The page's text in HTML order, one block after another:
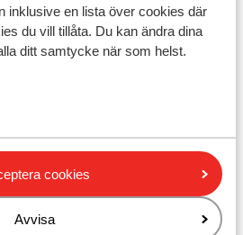
inklusive en lista över cookies där
du vill tillåta. Du kan ändra dina
ditt samtycke när som helst.
cookies
Avvisa
i Val Thorens